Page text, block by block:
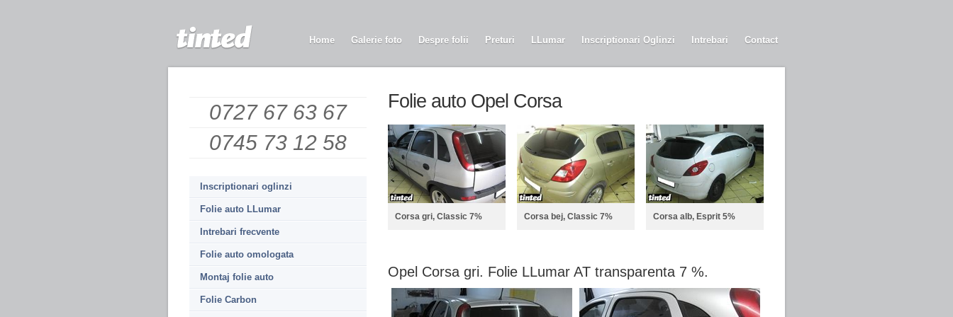
Home Galerie foto Despre folii Preturi LLumar Inscriptionari Oglinzi Intrebari Contact
Folie auto Opel Corsa
Corsa gri, Classic 7% Corsa bej, Classic 7% Corsa alb, Esprit 5%
Opel Corsa gri. Folie LLumar AT transparenta 7 %.
0727 67 63 67
0745 73 12 58
Inscriptionari oglinzi
Folie auto LLumar
Intrebari frecvente
Folie auto omologata
Montaj folie auto
Folie Carbon